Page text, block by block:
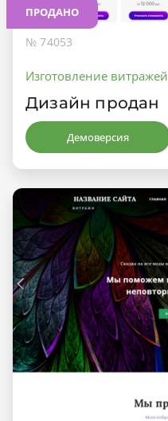
ПРОДАНО
№ 74053
Изготовление витражей
Дизайн продан
Демоверсия